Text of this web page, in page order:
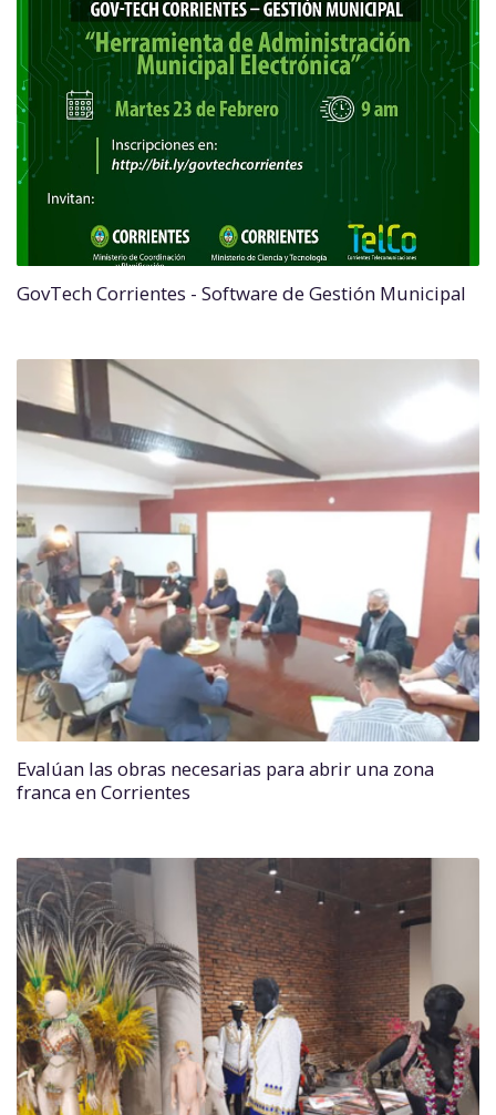
GovTech Corrientes - Software de Gestión Municipal
Evalúan las obras necesarias para abrir una zona
franca en Corrientes